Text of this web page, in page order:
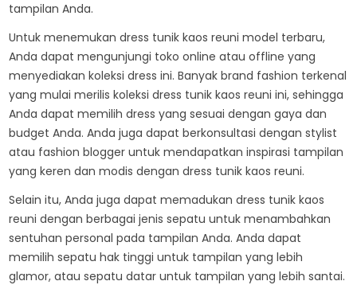
tampilan Anda.
Untuk menemukan dress tunik kaos reuni model terbaru,
Anda dapat mengunjungi toko online atau offline yang
menyediakan koleksi dress ini. Banyak brand fashion terkenal
yang mulai merilis koleksi dress tunik kaos reuni ini, sehingga
Anda dapat memilih dress yang sesuai dengan gaya dan
budget Anda. Anda juga dapat berkonsultasi dengan stylist
atau fashion blogger untuk mendapatkan inspirasi tampilan
yang keren dan modis dengan dress tunik kaos reuni.
Selain itu, Anda juga dapat memadukan dress tunik kaos
reuni dengan berbagai jenis sepatu untuk menambahkan
sentuhan personal pada tampilan Anda. Anda dapat
memilih sepatu hak tinggi untuk tampilan yang lebih
glamor, atau sepatu datar untuk tampilan yang lebih santai.